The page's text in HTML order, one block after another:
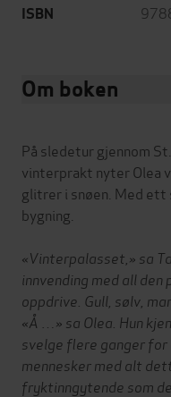
ISBN
Om boken
På sledetur gjennom
vinterprakt nyter Olea
glitrer i snøen. Med ett
bygning.
«Vinterpalasset,» sa
innvending med all
oppdrive. Gull, sølv,
«Å …» sa Olea. Hun
svelge flere ganger for
mennesker med alt
fryktinngytende som